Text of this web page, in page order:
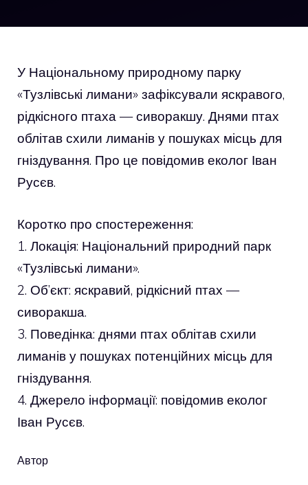
У Національному природному парку
«Тузлівські лимани» зафіксували яскравого,
рідкісного птаха — сиворакшу. Днями птах
облітав схили лиманів у пошуках місць для
гніздування. Про це повідомив еколог Іван
Русєв.
Коротко про спостереження:
1. Локація: Національний природний парк
«Тузлівські лимани».
2. Об’єкт: яскравий, рідкісний птах —
сиворакша.
3. Поведінка: днями птах облітав схили
лиманів у пошуках потенційних місць для
гніздування.
4. Джерело інформації: повідомив еколог
Іван Русєв.
Автор